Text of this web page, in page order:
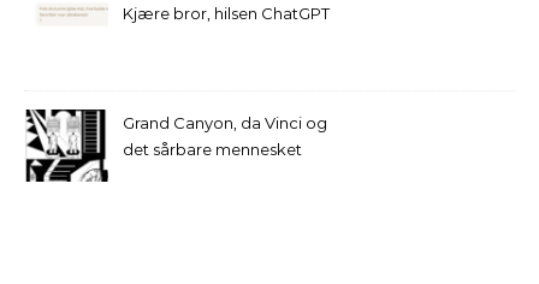
Kjære bror, hilsen ChatGPT
Grand Canyon, da Vinci og
det sårbare mennesket